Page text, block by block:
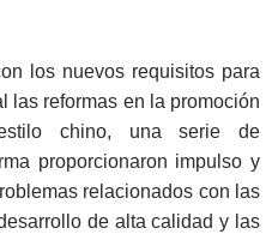
los nuevos requisitos para
las reformas en la promoción
chino, una serie de
proporcionaron impulso y
relacionados con las
de alta calidad y las